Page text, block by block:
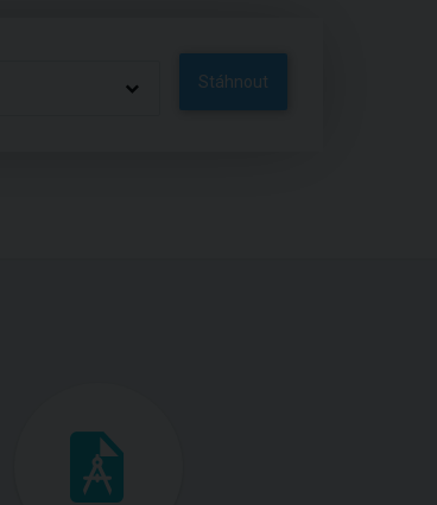
Stáhnout